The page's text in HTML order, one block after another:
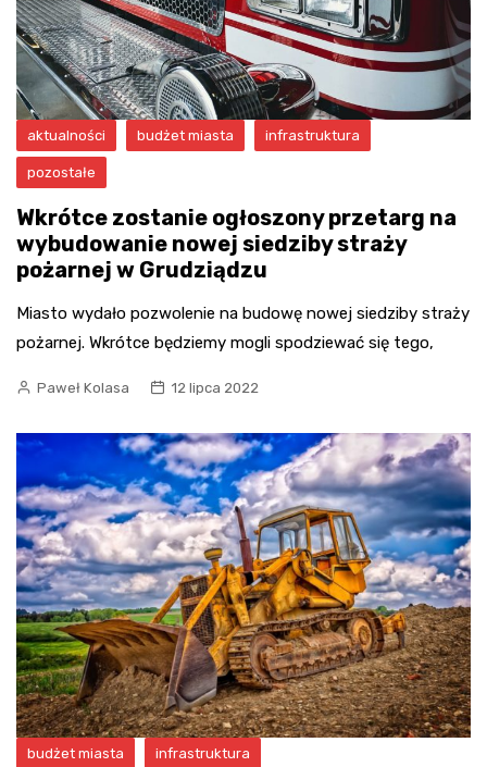
aktualności budżet miasta infrastruktura
pozostałe
Wkrótce zostanie ogłoszony przetarg na
wybudowanie nowej siedziby straży
pożarnej w Grudziądzu
Miasto wydało pozwolenie na budowę nowej siedziby straży
pożarnej. Wkrótce będziemy mogli spodziewać się tego,
Paweł Kolasa 12 lipca 2022
budżet miasta infrastruktura